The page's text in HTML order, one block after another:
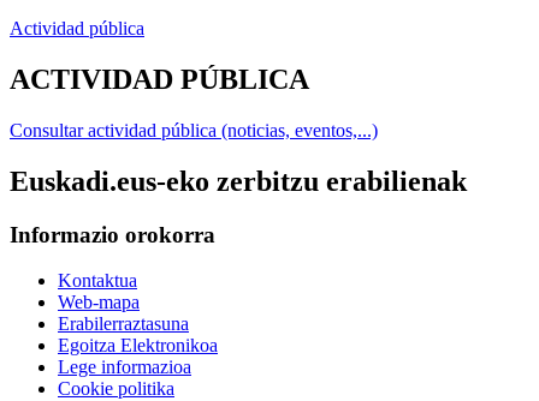
Actividad pública
ACTIVIDAD PÚBLICA
Consultar actividad pública (noticias, eventos,...)
Euskadi.eus-eko zerbitzu erabilienak
Informazio orokorra
Kontaktua
Web-mapa
Erabilerraztasuna
Egoitza Elektronikoa
Lege informazioa
Cookie politika